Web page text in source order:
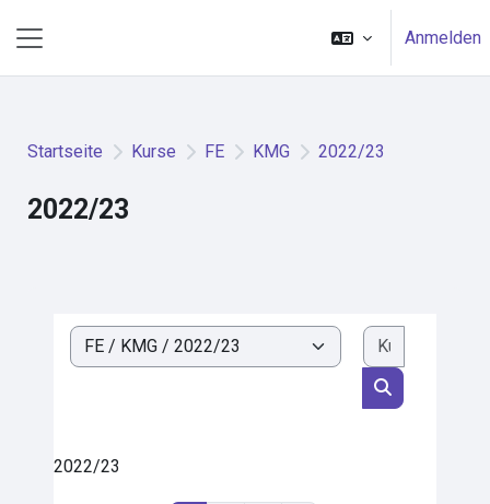
Anmelden
Startseite Kurse FE KMG 2022/23
2022/23
Kursbereiche
Kurse suchen
2022/23